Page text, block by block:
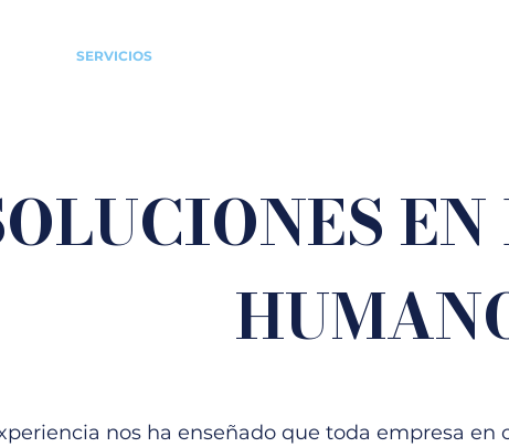
SERVICIOS
EN
nos ha enseñado que toda empresa